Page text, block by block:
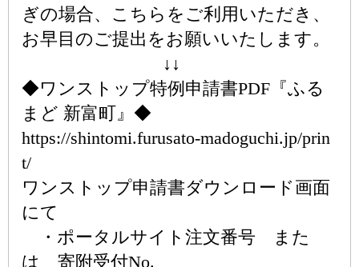
ぎの場合、こちらをご利用いただき、
お早目のご提出をお願いいたします。
↓↓
◆ワンストップ特例申請書PDF『ふる
まど 新富町』◆
https://shintomi.furusato-madoguchi.jp/prin
t/
ワンストップ申請書ダウンロード画面
にて
・ポータルサイト注文番号 また
は 寄附受付No.